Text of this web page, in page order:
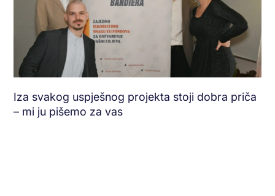
Iza svakog uspješnog projekta stoji dobra priča
– mi ju pišemo za vas